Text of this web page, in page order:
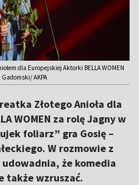
dla Europejskiej Aktorki BELLA WOMEN
AKPA
Złotego Anioła dla
WOMEN za rolę Jagny w
foliarz” gra Gosię –
W rozmowie z
że komedia
także wzruszać.